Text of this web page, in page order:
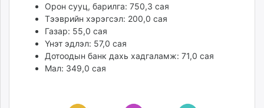
Орон сууц, барилга: 750,3 сая
Тээврийн хэрэгсэл: 200,0 сая
Газар: 55,0 сая
Үнэт эдлэл: 57,0 сая
Дотоодын банк дахь хадгаламж: 71,0 сая
Мал: 349,0 сая